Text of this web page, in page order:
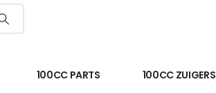
100CC PARTS 100CC ZUIGERS